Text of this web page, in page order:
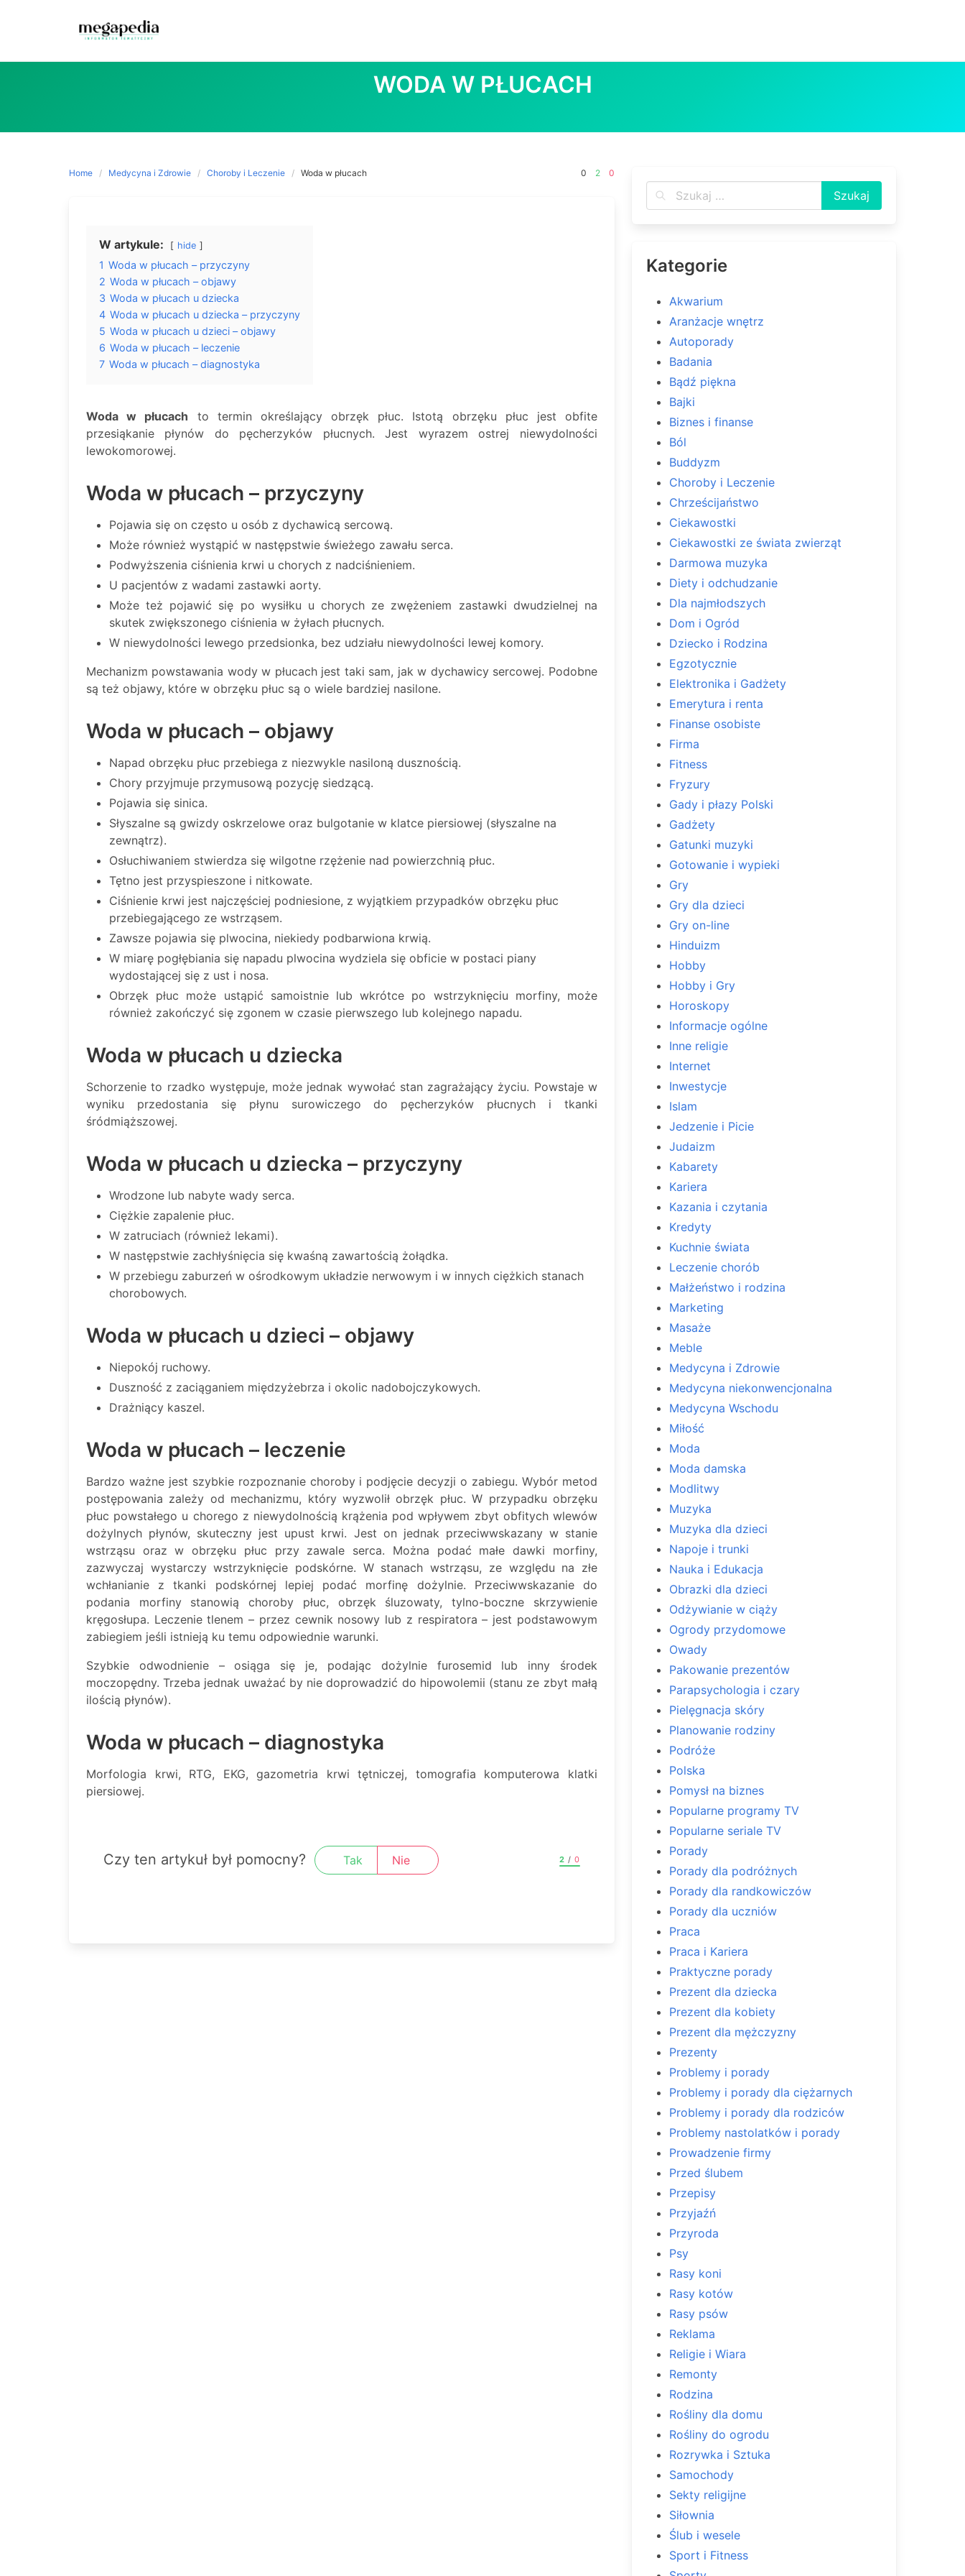
to
WODA W PŁUCACH
Home Medycyna i Zdrowie Choroby i Leczenie Woda w płucach 0 2 0
W artykule: hide
1 Woda w płucach – przyczyny
2 Woda w płucach – objawy
3 Woda w płucach u dziecka
4 Woda w płucach u dziecka – przyczyny
5 Woda w płucach u dzieci – objawy
6 Woda w płucach – leczenie
7 Woda w płucach – diagnostyka
Woda w płucach to termin określający obrzęk płuc. Istotą obrzęku płuc jest obfite
przesiąkanie płynów do pęcherzyków płucnych. Jest wyrazem ostrej niewydolności
lewokomorowej.
Woda w płucach – przyczyny
Pojawia się on często u osób z dychawicą sercową.
Może również wystąpić w następstwie świeżego zawału serca.
Podwyższenia ciśnienia krwi u chorych z nadciśnieniem.
U pacjentów z wadami zastawki aorty.
Może też pojawić się po wysiłku u chorych ze zwężeniem zastawki dwudzielnej na
skutek zwiększonego ciśnienia w żyłach płucnych.
W niewydolności lewego przedsionka, bez udziału niewydolności lewej komory.
Mechanizm powstawania wody w płucach jest taki sam, jak w dychawicy sercowej. Podobne
są też objawy, które w obrzęku płuc są o wiele bardziej nasilone.
Woda w płucach – objawy
Napad obrzęku płuc przebiega z niezwykle nasiloną dusznością.
Chory przyjmuje przymusową pozycję siedzącą.
Pojawia się sinica.
Słyszalne są gwizdy oskrzelowe oraz bulgotanie w klatce piersiowej (słyszalne na
zewnątrz).
Osłuchiwaniem stwierdza się wilgotne rzężenie nad powierzchnią płuc.
Tętno jest przyspieszone i nitkowate.
Ciśnienie krwi jest najczęściej podniesione, z wyjątkiem przypadków obrzęku płuc
przebiegającego ze wstrząsem.
Zawsze pojawia się plwocina, niekiedy podbarwiona krwią.
W miarę pogłębiania się napadu plwocina wydziela się obficie w postaci piany
wydostającej się z ust i nosa.
Obrzęk płuc może ustąpić samoistnie lub wkrótce po wstrzyknięciu morfiny, może
również zakończyć się zgonem w czasie pierwszego lub kolejnego napadu.
Woda w płucach u dziecka
Schorzenie to rzadko występuje, może jednak wywołać stan zagrażający życiu. Powstaje w
wyniku przedostania się płynu surowiczego do pęcherzyków płucnych i tkanki
śródmiąższowej.
Woda w płucach u dziecka – przyczyny
Wrodzone lub nabyte wady serca.
Ciężkie zapalenie płuc.
W zatruciach (również lekami).
W następstwie zachłyśnięcia się kwaśną zawartością żołądka.
W przebiegu zaburzeń w ośrodkowym układzie nerwowym i w innych ciężkich stanach
chorobowych.
Woda w płucach u dzieci – objawy
Niepokój ruchowy.
Duszność z zaciąganiem międzyżebrza i okolic nadobojczykowych.
Drażniący kaszel.
Woda w płucach – leczenie
Bardzo ważne jest szybkie rozpoznanie choroby i podjęcie decyzji o zabiegu. Wybór metod
postępowania zależy od mechanizmu, który wyzwolił obrzęk płuc. W przypadku obrzęku
płuc powstałego u chorego z niewydolnością krążenia pod wpływem zbyt obfitych wlewów
dożylnych płynów, skuteczny jest upust krwi. Jest on jednak przeciwwskazany w stanie
wstrząsu oraz w obrzęku płuc przy zawale serca. Można podać małe dawki morfiny,
zazwyczaj wystarczy wstrzyknięcie podskórne. W stanach wstrząsu, ze względu na złe
wchłanianie z tkanki podskórnej lepiej podać morfinę dożylnie. Przeciwwskazanie do
podania morfiny stanowią choroby płuc, obrzęk śluzowaty, tylno-boczne skrzywienie
kręgosłupa. Leczenie tlenem – przez cewnik nosowy lub z respiratora – jest podstawowym
zabiegiem jeśli istnieją ku temu odpowiednie warunki.
Szybkie odwodnienie – osiąga się je, podając dożylnie furosemid lub inny środek
moczopędny. Trzeba jednak uważać by nie doprowadzić do hipowolemii (stanu ze zbyt małą
ilością płynów).
Woda w płucach – diagnostyka
Morfologia krwi, RTG, EKG, gazometria krwi tętniczej, tomografia komputerowa klatki
piersiowej.
Czy ten artykuł był pomocny? Tak Nie 2 / 0
Kategorie
Akwarium
Aranżacje wnętrz
Autoporady
Badania
Bądź piękna
Bajki
Biznes i finanse
Ból
Buddyzm
Choroby i Leczenie
Chrześcijaństwo
Ciekawostki
Ciekawostki ze świata zwierząt
Darmowa muzyka
Diety i odchudzanie
Dla najmłodszych
Dom i Ogród
Dziecko i Rodzina
Egzotycznie
Elektronika i Gadżety
Emerytura i renta
Finanse osobiste
Firma
Fitness
Fryzury
Gady i płazy Polski
Gadżety
Gatunki muzyki
Gotowanie i wypieki
Gry
Gry dla dzieci
Gry on-line
Hinduizm
Hobby
Hobby i Gry
Horoskopy
Informacje ogólne
Inne religie
Internet
Inwestycje
Islam
Jedzenie i Picie
Judaizm
Kabarety
Kariera
Kazania i czytania
Kredyty
Kuchnie świata
Leczenie chorób
Małżeństwo i rodzina
Marketing
Masaże
Meble
Medycyna i Zdrowie
Medycyna niekonwencjonalna
Medycyna Wschodu
Miłość
Moda
Moda damska
Modlitwy
Muzyka
Muzyka dla dzieci
Napoje i trunki
Nauka i Edukacja
Obrazki dla dzieci
Odżywianie w ciąży
Ogrody przydomowe
Owady
Pakowanie prezentów
Parapsychologia i czary
Pielęgnacja skóry
Planowanie rodziny
Podróże
Polska
Pomysł na biznes
Popularne programy TV
Popularne seriale TV
Porady
Porady dla podróżnych
Porady dla randkowiczów
Porady dla uczniów
Praca
Praca i Kariera
Praktyczne porady
Prezent dla dziecka
Prezent dla kobiety
Prezent dla mężczyzny
Prezenty
Problemy i porady
Problemy i porady dla ciężarnych
Problemy i porady dla rodziców
Problemy nastolatków i porady
Prowadzenie firmy
Przed ślubem
Przepisy
Przyjaźń
Przyroda
Psy
Rasy koni
Rasy kotów
Rasy psów
Reklama
Religie i Wiara
Remonty
Rodzina
Rośliny dla domu
Rośliny do ogrodu
Rozrywka i Sztuka
Samochody
Sekty religijne
Siłownia
Ślub i wesele
Sport i Fitness